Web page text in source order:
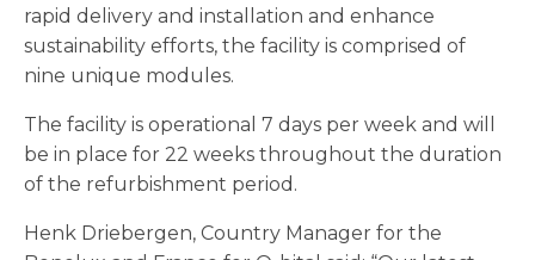
rapid delivery and installation and enhance
sustainability efforts, the facility is comprised of
nine unique modules.
The facility is operational 7 days per week and will
be in place for 22 weeks throughout the duration
of the refurbishment period.
Henk Driebergen, Country Manager for the